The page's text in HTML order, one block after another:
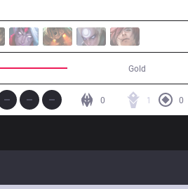
Gold
1 0
0